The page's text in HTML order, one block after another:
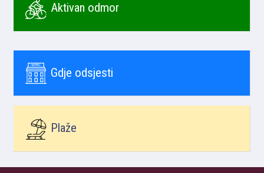
Aktivan odmor
Gdje odsjesti
Plaže